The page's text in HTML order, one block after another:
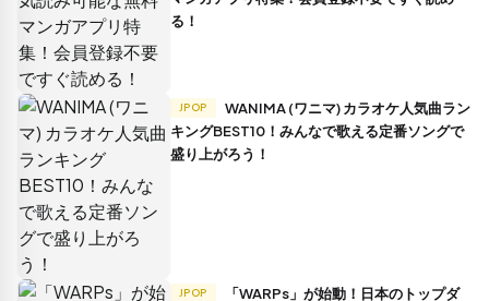
る！
JPOP
キングBEST10！みんなで歌える定番ソングで
盛り上がろう！
JPOP